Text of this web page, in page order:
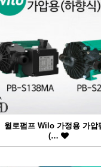
윌로펌프 Wilo 가정용 가압
(…